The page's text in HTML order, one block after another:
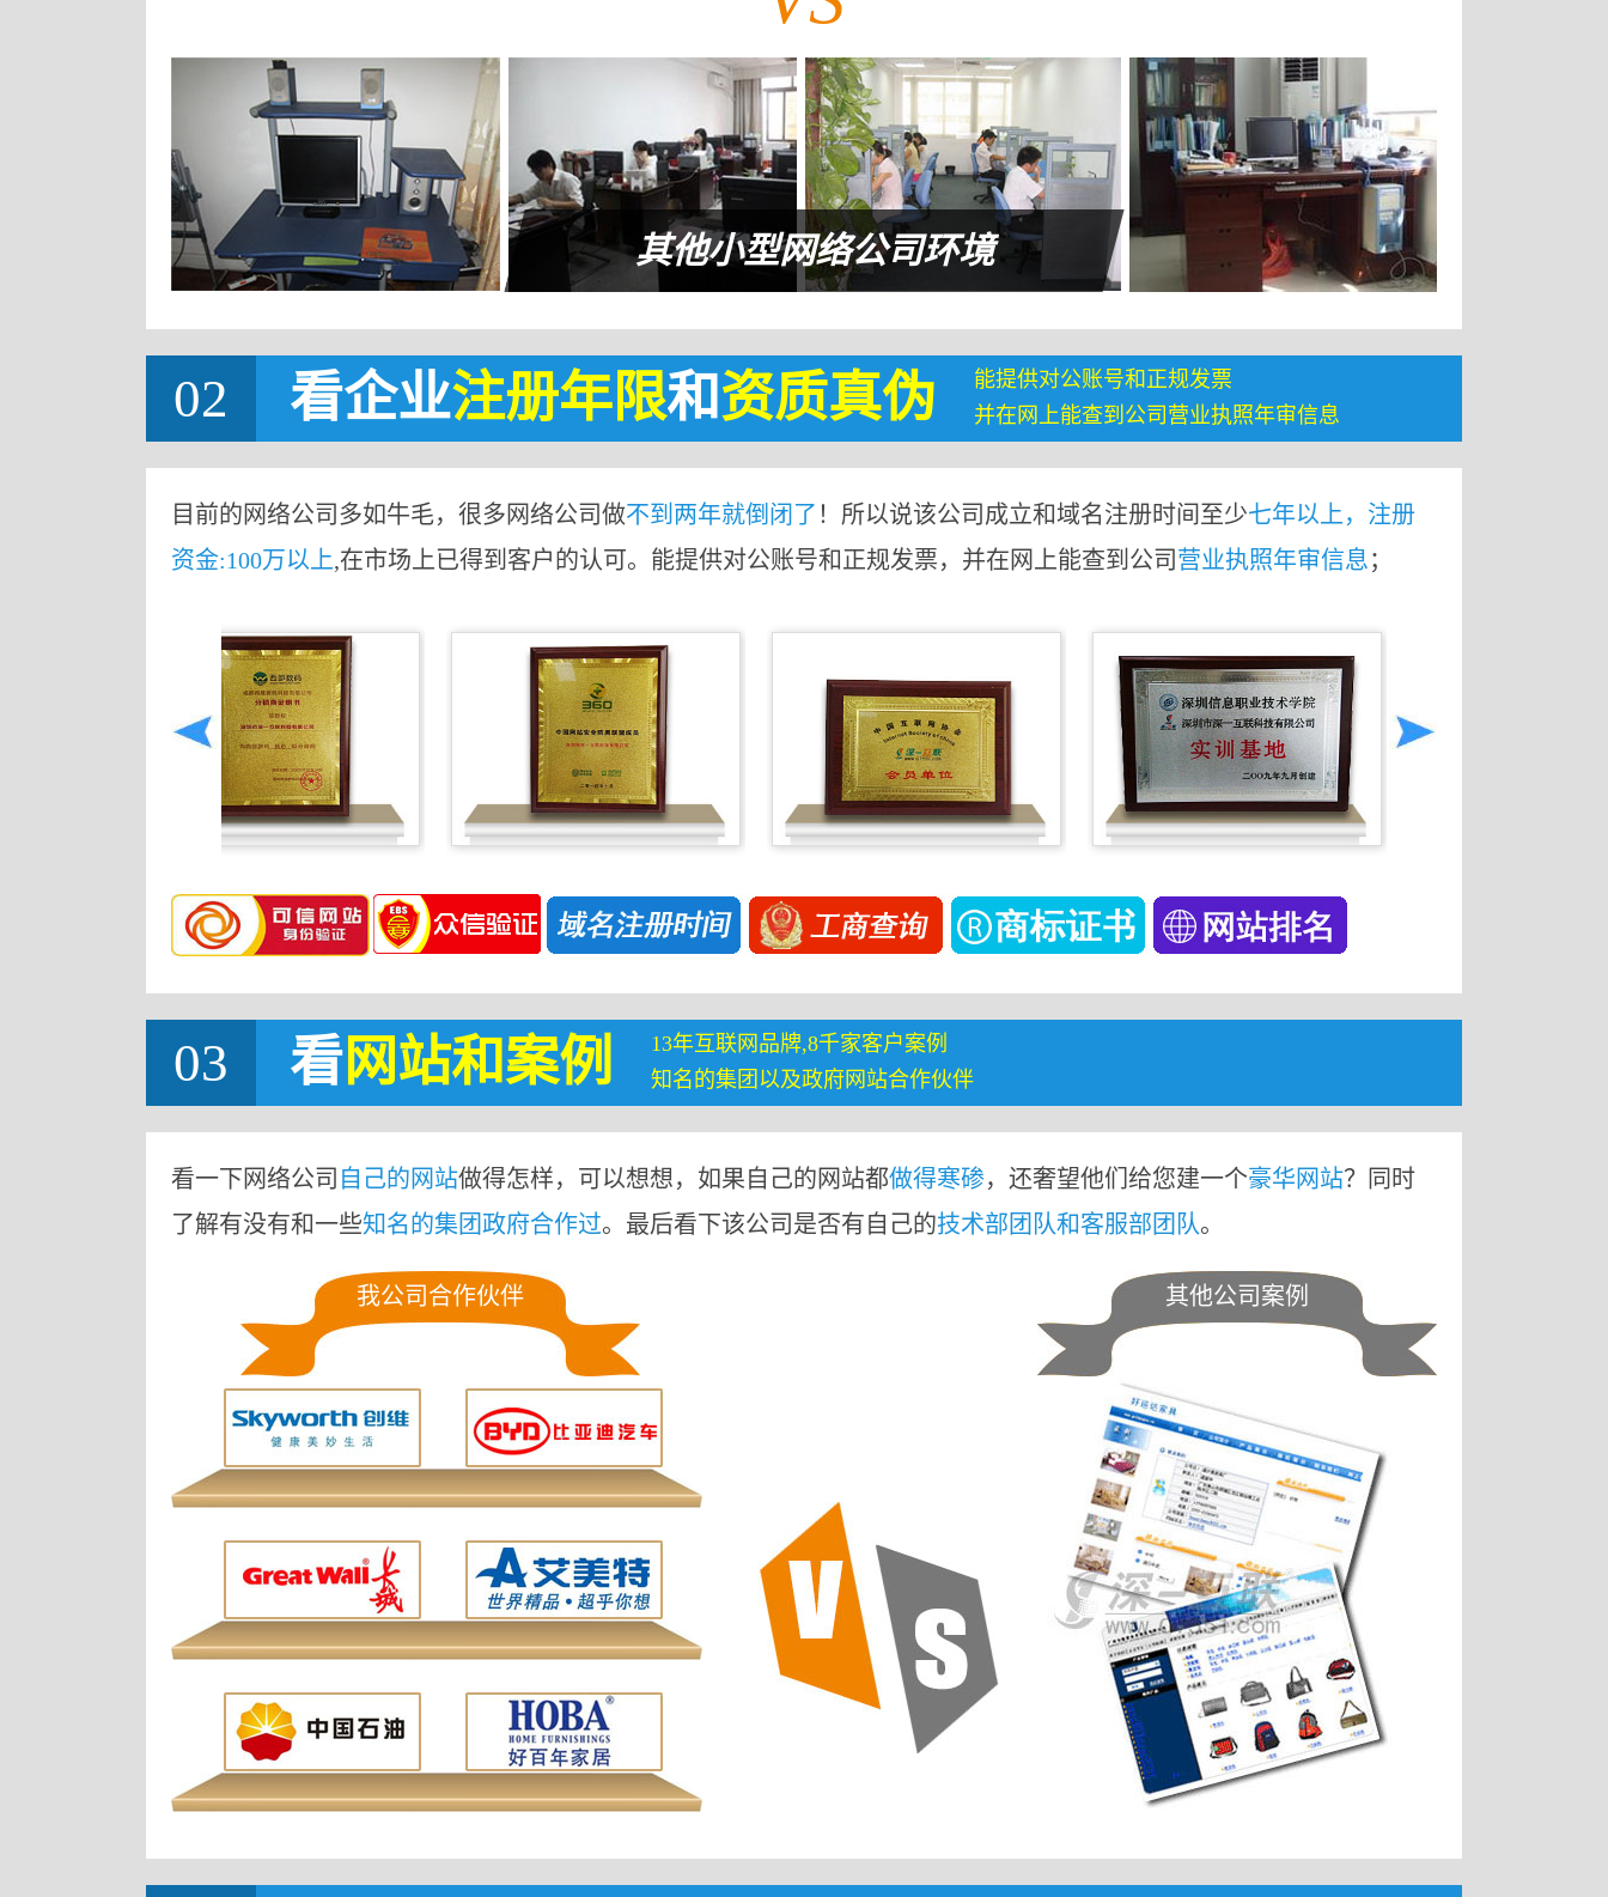
其他小型网络公司环境
02 看企业注册年限和资质真伪
能提供对公账号和正规发票
并在网上能查到公司营业执照年审信息
目前的网络公司多如牛毛，很多网络公司做不到两年就倒闭了 ！所以说该公司成立和域名注册时间至少七年以上，注册
资金:100万以上,在市场上已得到客户的认可。能提供对公账号和正规发票，并在网上能查到公司 营业执照年审信息；
03 看网站和案例
13年互联网品牌,8千家客户案例
知名的集团以及政府网站合作伙伴
看一下网络公司 自己的网站做得怎样，可以想想，如果自己的网站都做得寒碜，还奢望他们给您建一个豪华网站？同时
了解有没有和一些知名的集团政府合作过。最后看下该公司是否有自己的技术部团队和客服部团队。
我公司合作伙伴 其他公司案例